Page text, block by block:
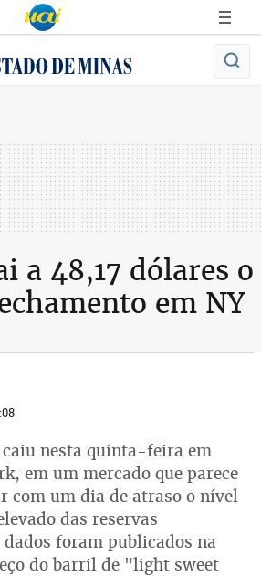
a 48,17 dólares o
em NY
nesta quinta-feira em
em um mercado que parece
com um dia de atraso o nível
das reservas
foram publicados na
do barril de "light sweet